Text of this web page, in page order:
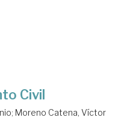
Civil
; Moreno Catena, Víctor